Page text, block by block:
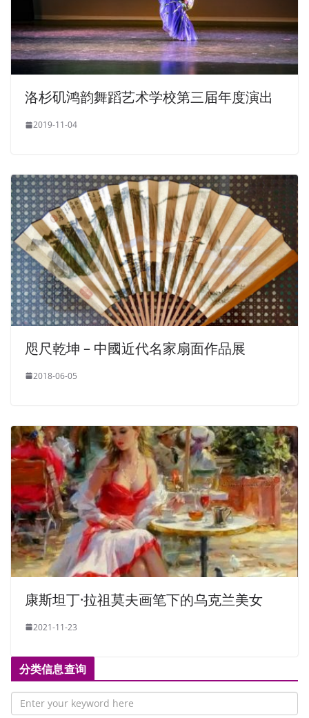
洛杉矶鸿韵舞蹈艺术学校第三届年度演出
2019-11-04
咫尺乾坤 – 中國近代名家扇面作品展
2018-06-05
康斯坦丁·拉祖莫夫画笔下的乌克兰美女
2021-11-23
分类信息查询